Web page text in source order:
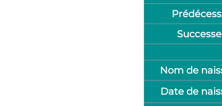
Nom de
Date de